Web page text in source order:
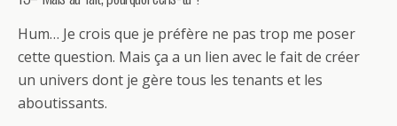
Hum… Je crois que je préfère ne pas trop me poser
cette question. Mais ça a un lien avec le fait de créer
un univers dont je gère tous les tenants et les
aboutissants.